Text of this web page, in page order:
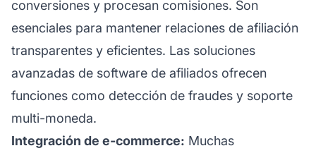
conversiones y procesan comisiones. Son
esenciales para mantener relaciones de afiliación
transparentes y eficientes. Las soluciones
avanzadas de software de afiliados ofrecen
funciones como detección de fraudes y soporte
multi-moneda.
Integración de e-commerce: Muchas